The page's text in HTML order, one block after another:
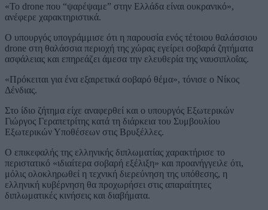
«Το drone που “ψαρέψαμε” στην Ελλάδα είναι ουκρανικό»,
ανέφερε χαρακτηριστικά.
Ο υπουργός υπογράμμισε ότι η παρουσία ενός τέτοιου θαλάσσιου
drone στη θαλάσσια περιοχή της χώρας εγείρει σοβαρά ζητήματα
ασφάλειας και επηρεάζει άμεσα την ελευθερία της ναυσιπλοΐας.
«Πρόκειται για ένα εξαιρετικά σοβαρό θέμα», τόνισε ο Νίκος
Δένδιας.
Στο ίδιο ζήτημα είχε αναφερθεί και ο υπουργός Εξωτερικών
Γιώργος Γεραπετρίτης κατά τη διάρκεια του Συμβουλίου
Εξωτερικών Υποθέσεων στις Βρυξέλλες.
Ο επικεφαλής της ελληνικής διπλωματίας χαρακτήρισε το
περιστατικό «ιδιαίτερα σοβαρή εξέλιξη» και προανήγγειλε ότι,
μόλις ολοκληρωθεί η τεχνική διερεύνηση της υπόθεσης, η
ελληνική κυβέρνηση θα προχωρήσει στις απαραίτητες
διπλωματικές κινήσεις και διαβήματα.